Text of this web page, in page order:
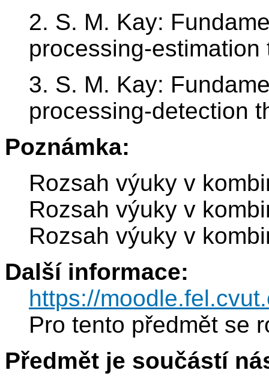
2. S. M. Kay:
processing-
3. S. M. Kay:
processing-detection
Poznámka:
Rozsah výuky v
Rozsah výuky v
Rozsah výuky v
Další informace:
https://
Pro tento předmět se
Předmět je součástí